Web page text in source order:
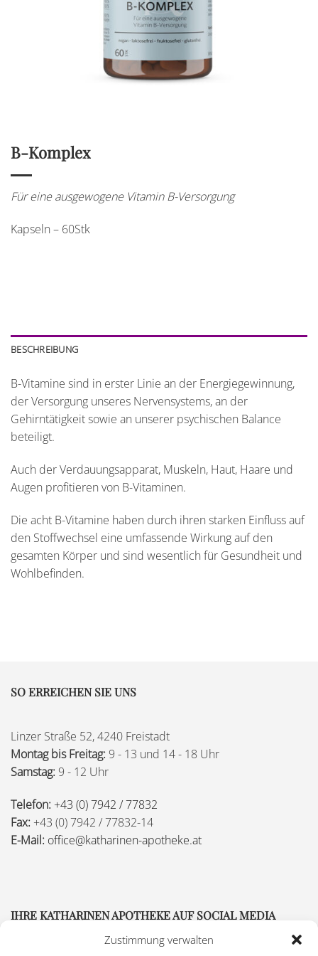
Zustimmung verwalten
B-Komplex
Für eine ausgewogene Vitamin B-Versorgung
Kapseln – 60Stk
BESCHREIBUNG
B-Vitamine sind in erster Linie an der Energiegewinnung,
der Versorgung unseres Nervensystems, an der
Gehirntätigkeit sowie an unserer psychischen Balance
beteiligt.
Auch der Verdauungsapparat, Muskeln, Haut, Haare und
Augen profitieren von B-Vitaminen.
Die acht B-Vitamine haben durch ihren starken Einfluss auf
den Stoffwechsel eine umfassende Wirkung auf den
gesamten Körper und sind wesentlich für Gesundheit und
Wohlbefinden.
SO ERREICHEN SIE UNS
Linzer Straße 52, 4240 Freistadt
Montag bis Freitag: 9 - 13 und 14 - 18 Uhr
Samstag: 9 - 12 Uhr
Telefon: +43 (0) 7942 / 77832
Fax: +43 (0) 7942 / 77832-14
E-Mail: office@katharinen-apotheke.at
IHRE KATHARINEN APOTHEKE AUF SOCIAL MEDIA